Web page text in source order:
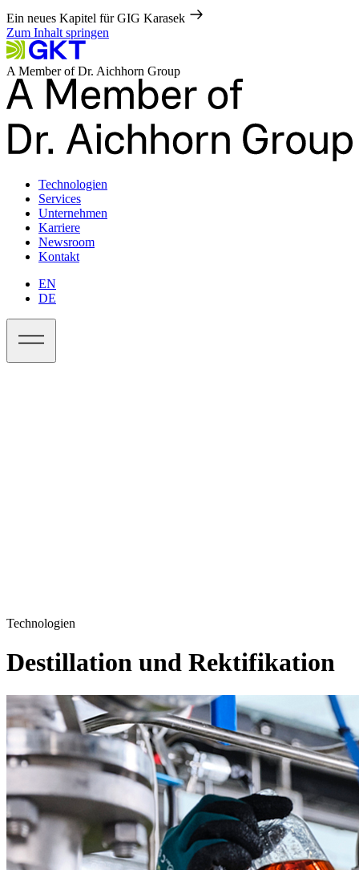
Ein neues Kapitel für GIG Karasek
Zum Inhalt springen
A Member of Dr. Aichhorn Group
Technologien
Services
Unternehmen
Karriere
Newsroom
Kontakt
EN
DE
Technologien
Destillation und Rektifikation